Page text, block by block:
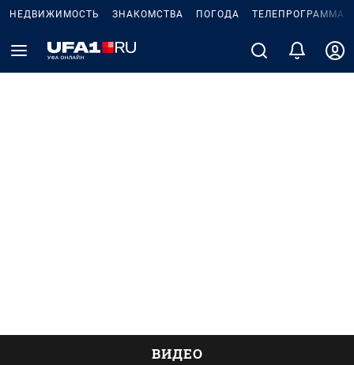
НЕДВИЖИМОСТЬ ЗНАКОМСТВА ПОГОДА ТЕЛЕПРОГРАММА
ВИДЕО